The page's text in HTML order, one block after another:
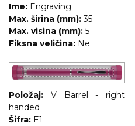
Ime: Engraving
Max. širina (mm): 35
Max. visina (mm): 5
Fiksna veličina: Ne
Položaj:
V Barrel - right
handed
Šifra: E1